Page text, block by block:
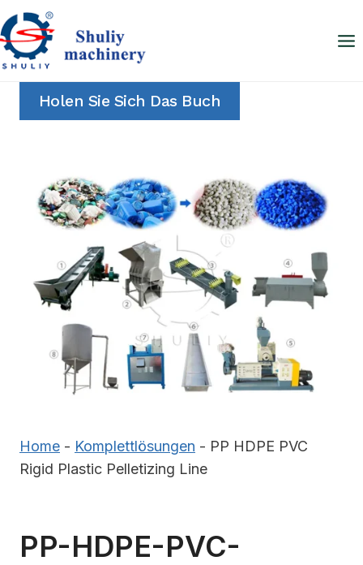
Zum
Inhalt
springen
Holen Sie Sich Das Buch
Home - Komplettlösungen - PP HDPE PVC
Rigid Plastic Pelletizing Line
PP-HDPE-PVC-